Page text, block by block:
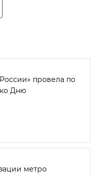
провела по
Дню
метро